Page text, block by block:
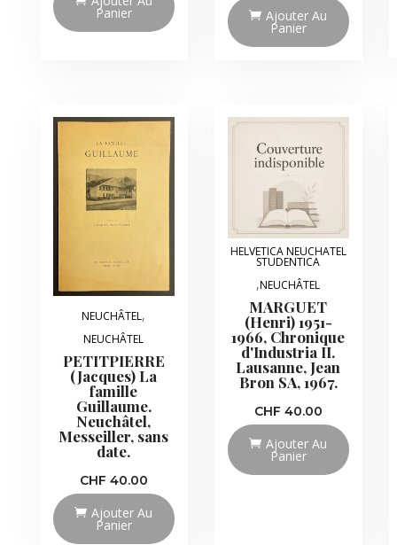
Panier Ajouter Au
Panier
NEUCHÂTEL,
NEUCHÂTEL
PETITPIERRE
(Jacques) La
famille
Guillaume.
Neuchâtel,
Messeiller, sans
date.
CHF 40.00
Ajouter Au
Panier
HELVETICA NEUCHATEL
STUDENTICA
,NEUCHÂTEL
MARGUET
(Henri) 1951-
1966, Chronique
d'Industria II.
Lausanne, Jean
Bron SA, 1967.
CHF 40.00
Ajouter Au
Panier